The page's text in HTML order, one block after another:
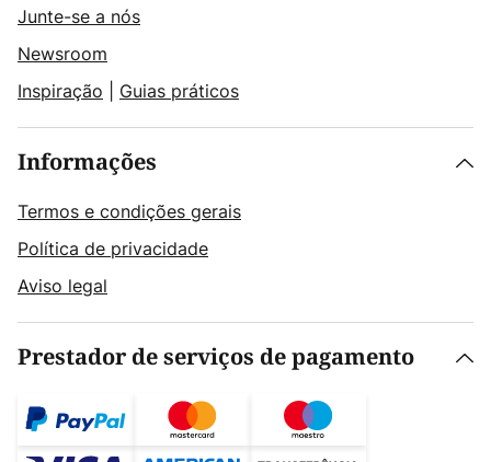
Junte-se a nós
Newsroom
Inspiração
Guias práticos
Informações
Termos e condições gerais
Política de privacidade
Aviso legal
Prestador de serviços de pagamento